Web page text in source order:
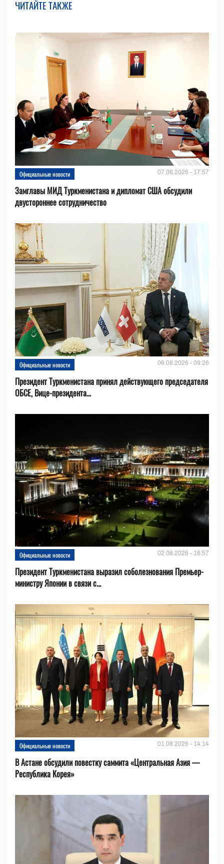
ЧИТАЙТЕ ТАКЖЕ
Официальные новости 07.08.2026 - 17:57
Замглавы МИД Туркменистана и дипломат США обсудили
двустороннее сотрудничество
Официальные новости 06.08.2026 - 09:26
Президент Туркменистана принял действующего председателя
ОБСЕ, Вице-президента...
Официальные новости 02.08.2026 - 16:57
Президент Туркменистана выразил соболезнования Премьер-
министру Японии в связи с...
Официальные новости 01.08.2026 - 14:14
В Астане обсудили повестку саммита «Центральная Азия —
Республика Корея»